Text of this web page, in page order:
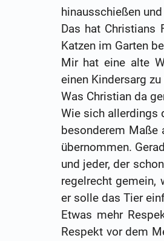
hinausschießen
Das hat Christians
Katzen im Garten
Mir hat eine alte
einen Kindersarg
Was Christian da
Wie sich allerdings
besonderem Maße
übernommen.
und jeder, der
regelrecht gemein,
er solle das Tier
Etwas mehr
Respekt vor dem